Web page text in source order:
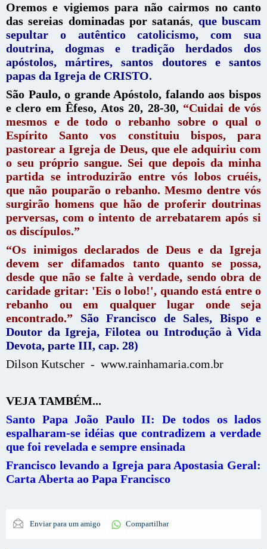
Oremos e vigiemos para não cairmos no canto
das sereias dominadas por satanás, que buscam
sepultar o autêntico catolicismo, com sua
doutrina, dogmas e tradição herdados dos
apóstolos, mártires, santos doutores e santos
papas da Igreja de CRISTO.
São Paulo, o grande Apóstolo, falando aos bispos
e clero em Êfeso, Atos 20, 28-30, “Cuidai de vós
mesmos e de todo o rebanho sobre o qual o
Espírito Santo vos constituiu bispos, para
pastorear a Igreja de Deus, que ele adquiriu com
o seu próprio sangue. Sei que depois da minha
partida se introduzirão entre vós lobos cruéis,
que não pouparão o rebanho. Mesmo dentre vós
surgirão homens que hão de proferir doutrinas
perversas, com o intento de arrebatarem após si
os discípulos.”
“Os inimigos declarados de Deus e da Igreja
devem ser difamados tanto quanto se possa,
desde que não se falte à verdade, sendo obra de
caridade gritar: 'Eis o lobo!', quando está entre o
rebanho ou em qualquer lugar onde seja
encontrado.” São Francisco de Sales, Bispo e
Doutor da Igreja, Filotea ou Introdução à Vida
Devota, parte III, cap. 28)
Dilson Kutscher - www.rainhamaria.com.br
VEJA TAMBÉM...
Santo Papa João Paulo II: De todos os lados
espalharam-se idéias que contradizem a verdade
que foi revelada e sempre ensinada
Francisco levando a Igreja para Apostasia Geral:
Carta Aberta ao Papa Francisco
Enviar para um amigo Compartilhar